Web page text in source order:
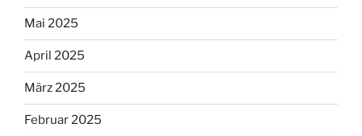
Mai 2025
April 2025
März 2025
Februar 2025